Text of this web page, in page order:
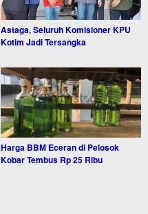
Astaga, Seluruh Komisioner KPU
Kotim Jadi Tersangka
Harga BBM Eceran di Pelosok
Kobar Tembus Rp 25 Ribu